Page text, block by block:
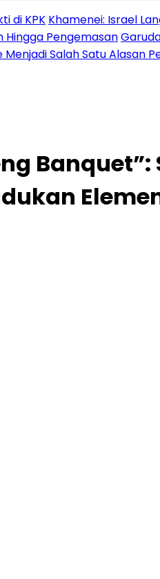
di KPK Khamenei: Israel
Hingga Pengemasan
Salah Satu Alasan